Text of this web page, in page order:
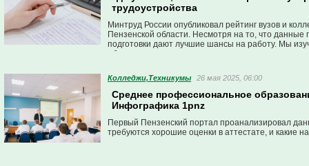
трудоустройства
Минтруд России опубликовал рейтинг вузов и
Пензенской области. Несмотря на то, что
подготовки дают лучшие шансы на работу. Мы
образования.
Колледжи,Техникумы 26 мая 2025, 06:00
Среднее профессиональное
Инфографика 1pnz
Первый Пензенский портал проанализировал
требуются хорошие оценки в аттестате, и какие